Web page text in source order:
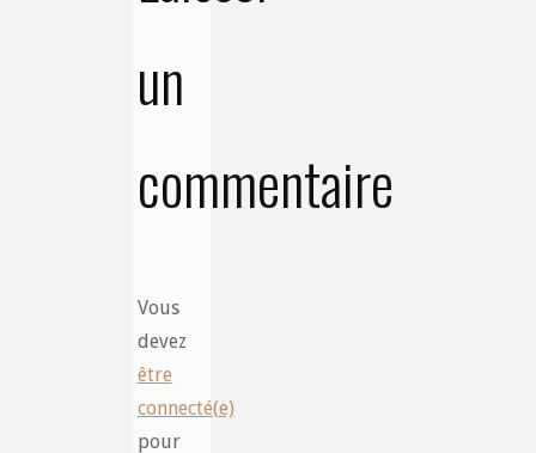
un
commentaire
Vous
devez
être
connecté(e)
pour